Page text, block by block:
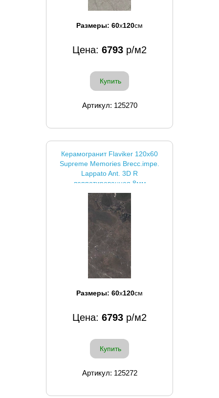
Размеры: 60x120см
Цена: 6793 р/м2
Купить
Артикул: 125270
Керамогранит Flaviker 120x60
Supreme Memories Brecc.impe.
Lappato Ant. 3D R
лаппатированная 8мм
Размеры: 60x120см
Цена: 6793 р/м2
Купить
Артикул: 125272